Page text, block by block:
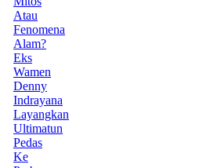
Atau
Fenomena
Alam?
Eks
Wamen
Denny
Indrayana
Layangkan
Ultimatun
Pedas
Ke